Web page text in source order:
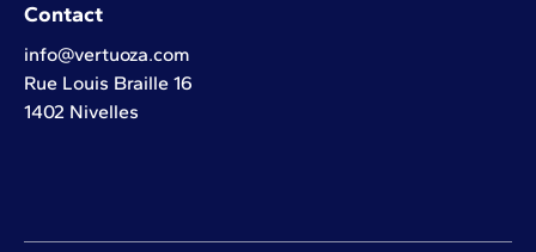
Contact
info@vertuoza.com
Rue Louis Braille 16
1402 Nivelles